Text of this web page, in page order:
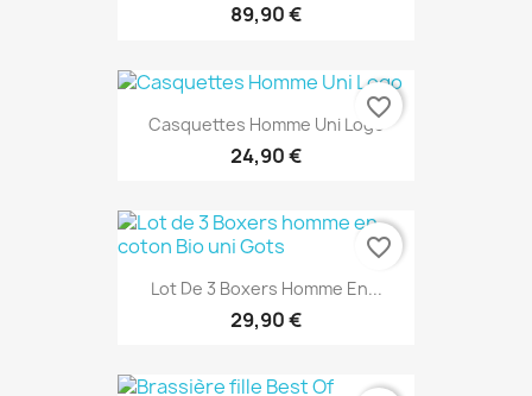
89,90 €
Casquettes Homme Uni Logo
24,90 €
favorite_border
Lot De 3 Boxers Homme En...
29,90 €
favorite_border